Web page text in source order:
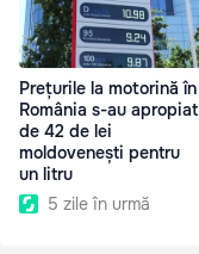
Prețurile la motorină în
România s-au apropiat
de 42 de lei
moldovenești pentru
un litru
5 zile în urmă